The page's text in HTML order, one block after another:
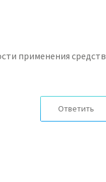
применения средств
Ответить